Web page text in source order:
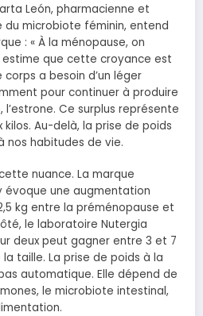
León, pharmacienne et
microbiote féminin, entend
: « À la ménopause, on
estime que cette croyance est
a besoin d’un léger
pour continuer à produire
Ce surplus représente
Au-delà, la prise de poids
nos habitudes de vie.
nuance. La marque
évoque une augmentation
kg entre la préménopause et
le laboratoire Nutergia
deux peut gagner entre 3 et 7
taille. La prise de poids à la
automatique. Elle dépend de
le microbiote intestinal,